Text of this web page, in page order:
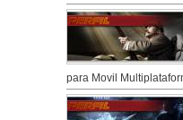
para Movil